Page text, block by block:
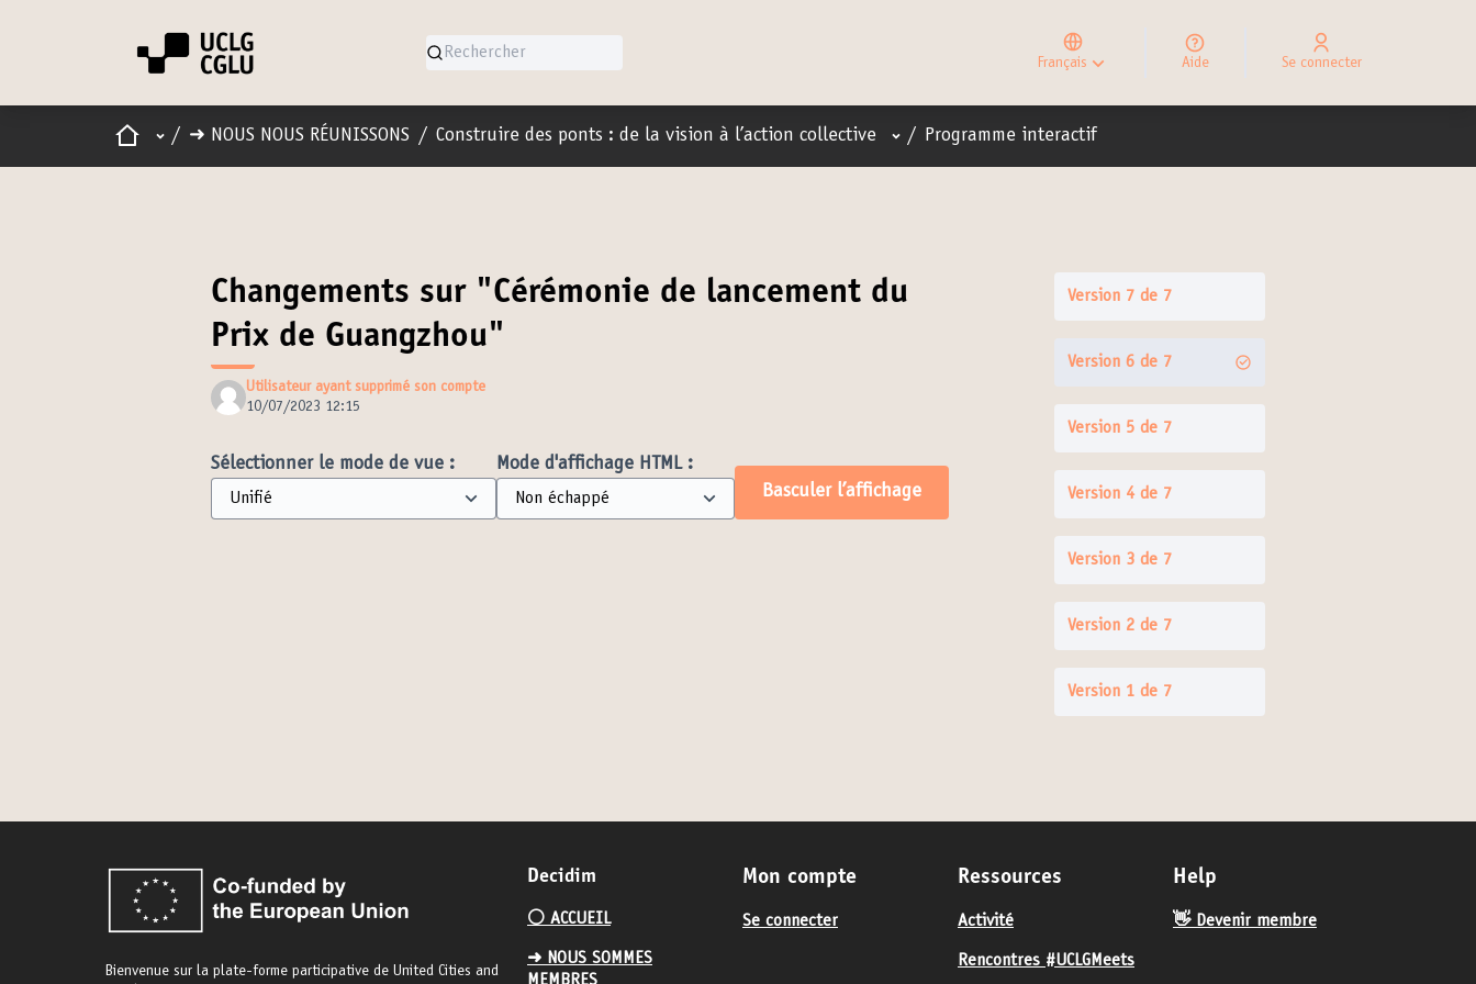
Français
Elegir el idioma
Choose language
Aide Se connecter
AccueilMenu principal
/ ➜ NOUS NOUS RÉUNISSONS / Construire des ponts : de la vision à l’action collective Menu utilisateur
/ Programme interactif
Changements sur "Cérémonie de lancement du
Prix de Guangzhou"
Utilisateur ayant supprimé son compte
10/07/2023 12:15
Sélectionner le mode de vue :
Mode d'affichage HTML :
Basculer l’affichage
Version 7 de 7
Version 6 de 7
Version 5 de 7
Version 4 de 7
Version 3 de 7
Version 2 de 7
Version 1 de 7
Bienvenue sur la plate-forme participative de United Cities and
Decidim
⚪️ ACCUEIL
➜ NOUS SOMMES
Mon compte
Se connecter
Ressources
Activité
Rencontres #UCLGMeets
Help
👋 Devenir membre